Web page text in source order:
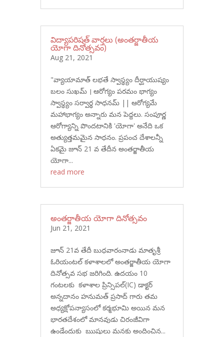
విద్యాపరిషత్ వార్తలు (అంతర్జాతీయ
యోగా దినోత్సవం)
Aug 21, 2021
"వ్యాయామాత్ లభతే స్వాస్థ్యం దీర్ఘాయుష్యం
బలం సుఖమ్ । ఆరోగ్యం పరమం భాగ్యం
స్వాస్థ్యం సర్వార్థ సాధనమ్ || ఆరోగ్యమే
మహాభాగ్యం అన్నారు మన పెద్దలు. సంపూర్ణ
ఆరోగ్యాన్ని పొందటానికి 'యోగా' అనేది ఒక
అత్యుత్తమమైన సాధనం. ప్రపంచ దేశాలన్నీ
ఏకమై జూన్ 21 వ తేదీన అంతర్జాతీయ
యోగా...
read more
అంతర్జాతీయ యోగా దినోత్సవం
Jun 21, 2021
జూన్ 21వ తేదీ బుధవారంనాడు మాతృశ్రీ
ఓరియంటల్ కళాశాలలో అంతర్జాతీయ యోగా
దినోత్సవ సభ జరిగింది. ఉదయం 10
గంటలకు కళాశాల ప్రిన్సిపల్(IC) డాక్టర్
అన్నదానం హనుమత్ ప్రసాద్ గారు తమ
అధ్యక్షోపన్యాసంలో కర్మభూమి అయిన మన
భారతదేశంలో మానవుడు చిరంజీవిగా
ఉండేందుకు ఋషులు మనకు అందించిన...